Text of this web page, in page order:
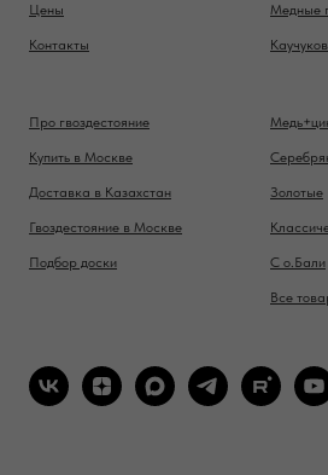
Цены
Контакты
Медные
Про гвоздестояние
Купить в Москве
Доставка в Казахстан
Гвоздестояние в Москве
Подбор доски
Золотые
С о.Бали
Все